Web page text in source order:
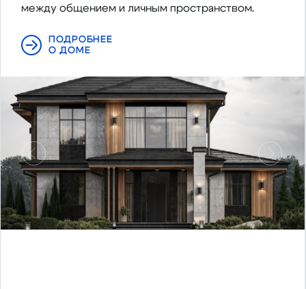
между общением и личным пространством.
ПОДРОБНЕЕ
О ДОМЕ
Предыдущий